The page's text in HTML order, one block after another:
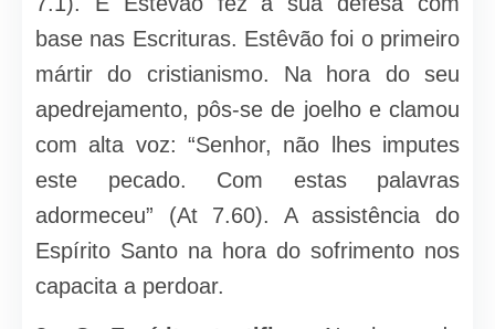
base nas Escrituras. Estêvão foi o primeiro
mártir do cristianismo. Na hora do seu
apedrejamento, pôs-se de joelho e clamou
com alta voz: “Senhor, não lhes imputes
este pecado. Com estas palavras
adormeceu” (At 7.60). A assistência do
Espírito Santo na hora do sofrimento nos
capacita a perdoar.